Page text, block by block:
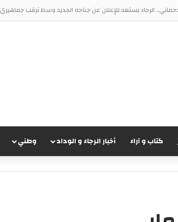
الرجاء يستعد للإعلان عن جناحه الجديد وسط ترقب جماهيري
كتاب و آراء أخبار الرجاء و الوداد وطني